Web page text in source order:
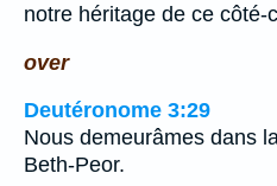
notre héritage de ce côté-
over
Deutéronome 3:29
Nous demeurâmes dans
Beth-Peor.